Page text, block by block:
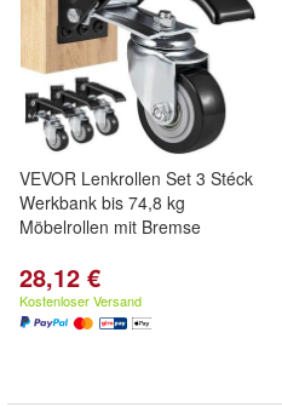
VEVOR Lenkrollen Set 3 Stéck
Werkbank bis 74,8 kg
Möbelrollen mit Bremse
28,12 €
Kostenloser Versand